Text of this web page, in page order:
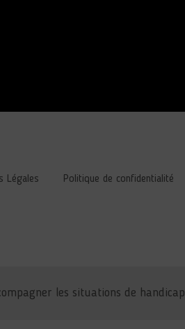
Légales Politique de confidentialité
les situations de handicap